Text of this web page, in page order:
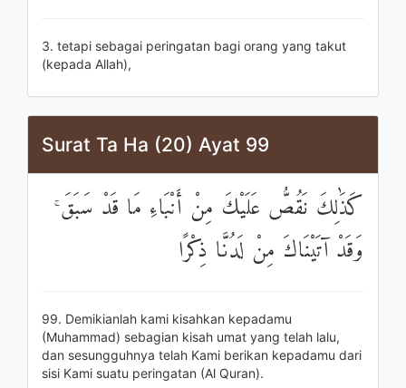
3. tetapi sebagai peringatan bagi orang yang takut
(kepada Allah),
Surat Ta Ha (20) Ayat 99
كَذَٰلِكَ نَقُصُّ عَلَيْكَ مِنْ أَنْبَاءِ مَا قَدْ سَبَقَ ۚ
وَقَدْ آتَيْنَاكَ مِنْ لَدُنَّا ذِكْرًا
99. Demikianlah kami kisahkan kepadamu
(Muhammad) sebagian kisah umat yang telah lalu,
dan sesungguhnya telah Kami berikan kepadamu dari
sisi Kami suatu peringatan (Al Quran).